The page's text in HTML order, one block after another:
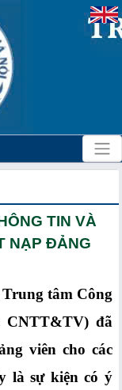
TIN VÀ
NẠP ĐẢNG
tâm Công
CNTT&TV) đã
viên cho các
là sự kiện có ý